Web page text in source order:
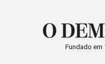
Fundado em